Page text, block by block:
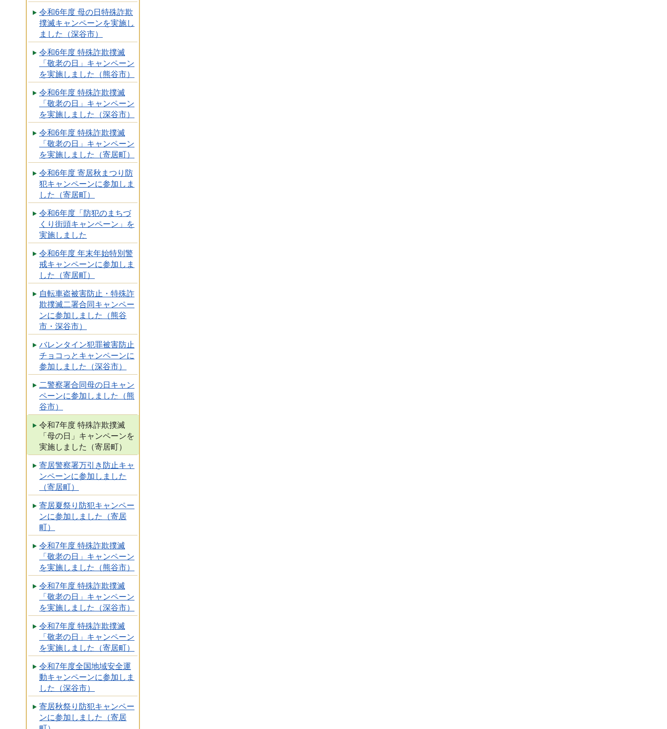
令和6年度 母の日特殊詐欺
撲滅キャンペーンを実施し
ました（深谷市）
令和6年度 特殊詐欺撲滅
「敬老の日」キャンペーン
を実施しました（熊谷市）
令和6年度 特殊詐欺撲滅
「敬老の日」キャンペーン
を実施しました（深谷市）
令和6年度 特殊詐欺撲滅
「敬老の日」キャンペーン
を実施しました（寄居町）
令和6年度 寄居秋まつり防
犯キャンペーンに参加しま
した（寄居町）
令和6年度「防犯のまちづ
くり街頭キャンペーン」を
実施しました
令和6年度 年末年始特別警
戒キャンペーンに参加しま
した（寄居町）
自転車盗被害防止・特殊詐
欺撲滅二署合同キャンペー
ンに参加しました（熊谷
市・深谷市）
バレンタイン犯罪被害防止
チョコっとキャンペーンに
参加しました（深谷市）
二警察署合同母の日キャン
ペーンに参加しました（熊
谷市）
令和7年度 特殊詐欺撲滅
「母の日」キャンペーンを
実施しました（寄居町）
寄居警察署万引き防止キャ
ンペーンに参加しました
（寄居町）
寄居夏祭り防犯キャンペー
ンに参加しました（寄居
町）
令和7年度 特殊詐欺撲滅
「敬老の日」キャンペーン
を実施しました（熊谷市）
令和7年度 特殊詐欺撲滅
「敬老の日」キャンペーン
を実施しました（深谷市）
令和7年度 特殊詐欺撲滅
「敬老の日」キャンペーン
を実施しました（寄居町）
令和7年度全国地域安全運
動キャンペーンに参加しま
した（深谷市）
寄居秋祭り防犯キャンペー
ンに参加しました（寄居